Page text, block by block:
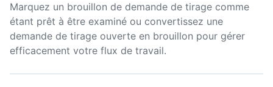
Marquez un brouillon de demande de tirage comme
étant prêt à être examiné ou convertissez une
demande de tirage ouverte en brouillon pour gérer
efficacement votre flux de travail.